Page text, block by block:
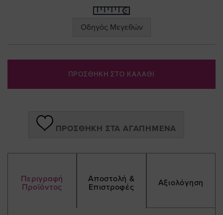
Οδηγός Μεγεθών
ΠΡΟΣΘΗΚΗ ΣΤΟ ΚΑΛΑΘΙ
ΠΡΟΣΘΉΚΗ ΣΤΑ ΑΓΑΠΗΜΈΝΑ
Περιγραφή
Προϊόντος
Αποστολή &
Επιστροφές
Αξιολόγηση